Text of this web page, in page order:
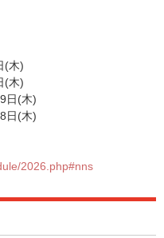
(木)
(木)
日(木)
日(木)
2026.php#nns